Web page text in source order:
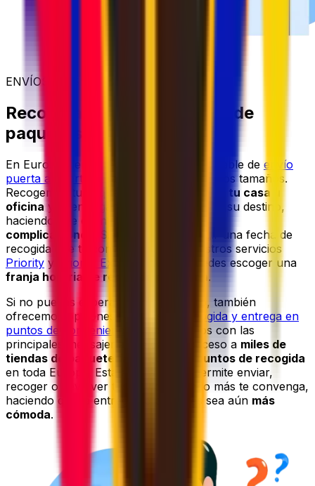
ENVÍOS MÁS SENCILLOS
Recogida y entrega flexible de
paquetes
En Eurosender, ofrecemos un servicio fiable de envío
puerta a puerta
para artículos de todos los tamaños.
Recogemos tu paquete
directamente en tu casa u
oficina y lo entregamos directamente en su destino,
haciendo que el envío sea
complicaciones
. Siempre puedes elegir una fecha de
recogida que te convenga, y con nuestros servicios
Priority y Priority Express
incluso puedes escoger una
franja horaria de recogida preferida .
Si no puedes esperar a un mensajero, también
ofrecemos opciones flexibles de
recogida y entrega en
puntos de conveniencia
. Al asociarnos con las
principales mensajerías, te damos acceso a miles de
tiendas de paquetería, taquillas y puntos de recogida
en toda Europa. Esta amplia red te permite enviar,
recoger o devolver tus envíos cuando más te convenga,
haciendo que la entrega de paquetes sea aún más
cómoda.